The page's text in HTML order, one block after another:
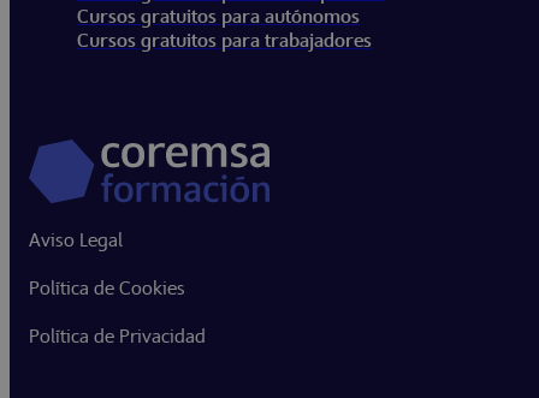
Cursos gratuitos para autónomos
Cursos gratuitos para trabajadores
Aviso Legal
Política de Cookies
Política de Privacidad